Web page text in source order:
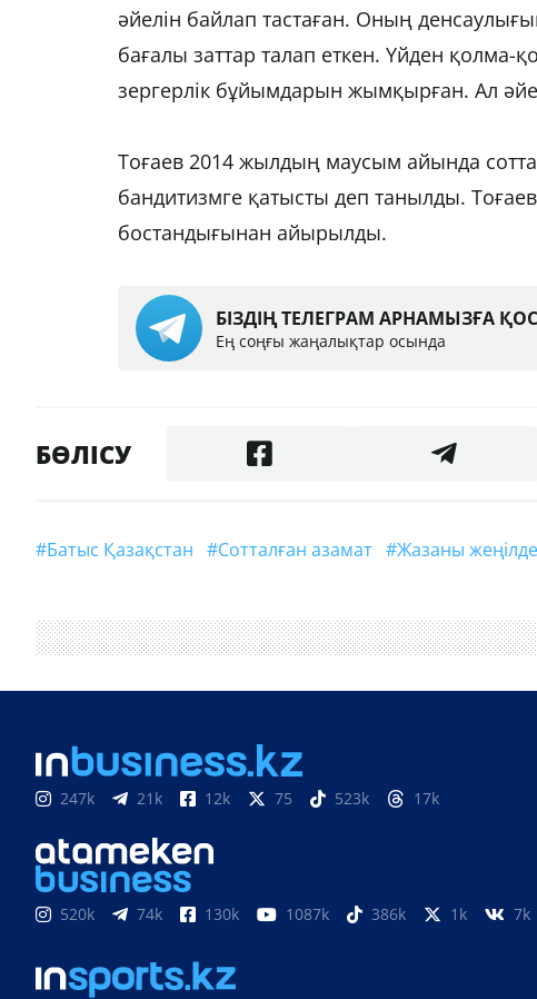
әйелін байлап тастаған. Оның
бағалы заттар талап еткен. Үйден
зергерлік бұйымдарын жымқырған. Ал
Тоғаев 2014 жылдың маусым айында
бандитизмге қатысты деп танылды.
бостандығынан айырылды.
БІЗДІҢ ТЕЛЕГРАМ АРНАМЫЗҒА
Ең соңғы жаңалықтар осында
БӨЛІСУ
#Батыс Қазақстан #сотталған азамат #жазаны
247k 21k 12k 75 523k 17k
520k 74k 130k 1087k 386k 1k 7k